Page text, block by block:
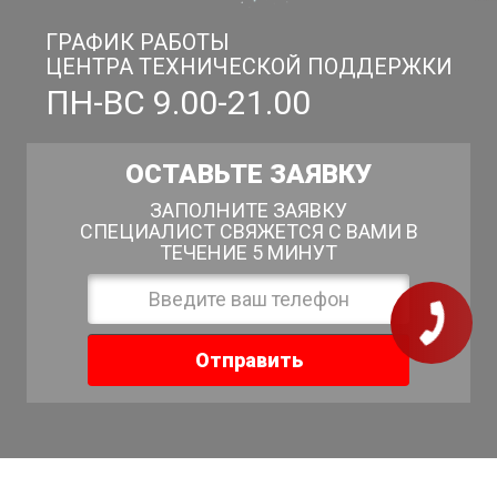
8 (985) 138-00-82
Подробнее...
Белорусская
Подробнее...
Марксистская
8 (985) 138-00-82
Подробнее...
Озёрная
8 (985) 138-00-82
Подробнее...
ГРАФИК РАБОТЫ
ЦЕНТРА ТЕХНИЧЕСКОЙ ПОДДЕРЖКИ
ПН-ВС 9.00-21.00
ОСТАВЬТЕ ЗАЯВКУ
ЗАПОЛНИТЕ ЗАЯВКУ
СПЕЦИАЛИСТ СВЯЖЕТСЯ С ВАМИ В
ТЕЧЕНИЕ 5 МИНУТ
Отправить